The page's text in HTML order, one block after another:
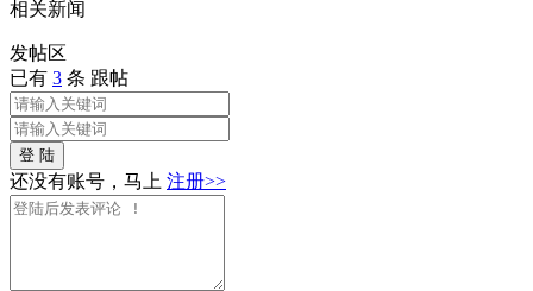
相关新闻
发帖区
已有 3 条 跟帖
登 陆
还没有账号，马上 注册>>